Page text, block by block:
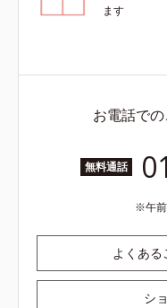
ます
お電話で
無料通話
午
よくある
シ